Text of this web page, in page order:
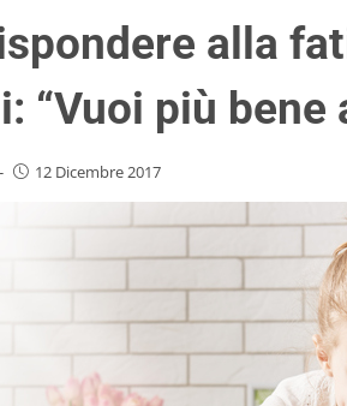
alla
“Vuoi più bene
- 12 Dicembre 2017